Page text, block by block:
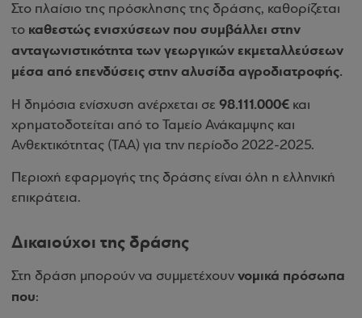
Στο πλαίσιο της πρόσκλησης της δράσης, καθορίζεται
το καθεστώς ενισχύσεων που συμβάλλει στην
ανταγωνιστικότητα των γεωργικών εκμεταλλεύσεων
μέσα από επενδύσεις στην αλυσίδα αγροδιατροφής.
Η δημόσια ενίσχυση ανέρχεται σε 98.111.000€ και
χρηματοδοτείται από το Ταμείο Ανάκαμψης και
Ανθεκτικότητας (ΤΑΑ) για την περίοδο 2022-2025.
Περιοχή εφαρμογής της δράσης είναι όλη η ελληνική
επικράτεια.
Δικαιούχοι της δράσης
Στη δράση μπορούν να συμμετέχουν νομικά πρόσωπα
που: